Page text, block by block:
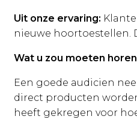
Uit onze ervaring:
nieuwe hoortoestellen.
Wat u zou moeten
Een goede audicien
direct producten
heeft gekregen voor